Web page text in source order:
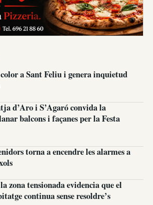
a Sant Feliu i genera inquietud
d’Aro i S’Agaró convida la
balcons i façanes per la Festa
torna a encendre les alarmes a
zona tensionada evidencia que el
continua sense resoldre’s